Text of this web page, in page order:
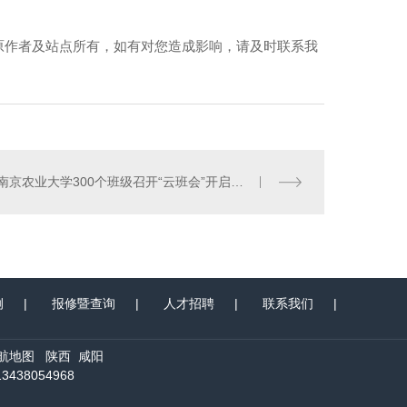
者及站点所有，如有对您造成影响，请及时联系我
南京农业大学300个班级召开“云班会”开启新学期
| 报修暨查询 | 人才招聘 | 联系我们 |
地图 陕西 咸阳